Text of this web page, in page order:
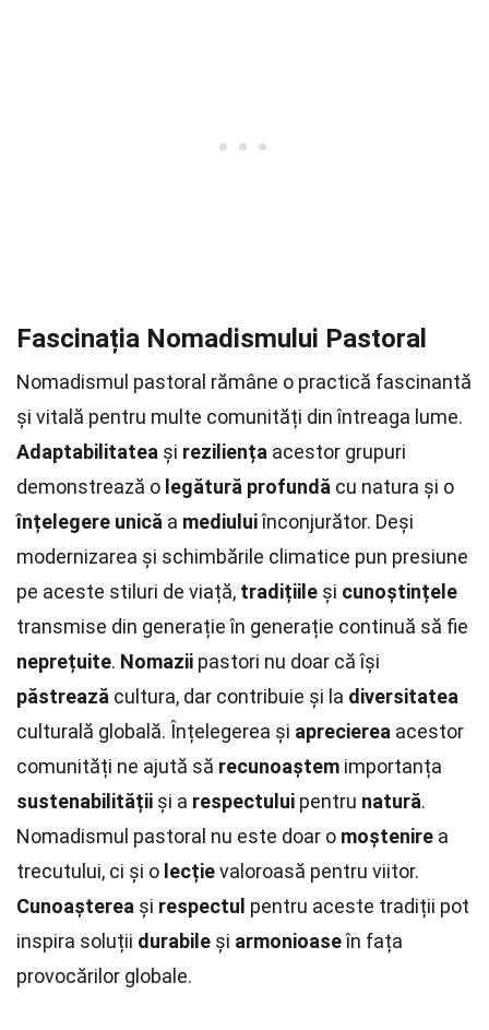
Fascinația Nomadismului Pastoral
Nomadismul pastoral rămâne o practică fascinantă
și vitală pentru multe comunități din întreaga lume.
Adaptabilitatea și reziliența acestor grupuri
demonstrează o legătură profundă cu natura și o
înțelegere unică a mediuluiînconjurător. Deși
modernizarea și schimbările climatice pun presiune
pe aceste stiluri de viață, tradițiile și cunoștințele
transmise din generație în generație continuă să fie
neprețuite. Nomazii pastori nu doar că își
păstrează cultura, dar contribuie și la diversitatea
culturală globală. Înțelegerea și aprecierea acestor
comunități ne ajută să recunoaștem importanța
sustenabilității și a respectului pentru natură.
Nomadismul pastoral nu este doar o moștenire a
trecutului, ci și o lecțievaloroasă pentru viitor.
Cunoașterea și respectul pentru aceste tradiții pot
inspira soluții durabile și armonioaseîn fața
provocărilor globale.